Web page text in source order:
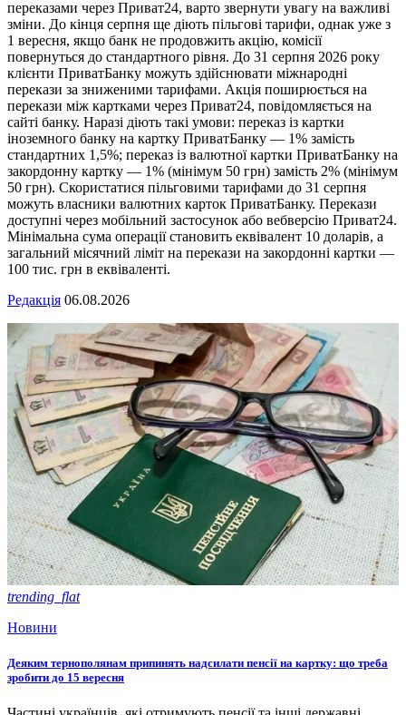
переказами через Приват24, варто звернути увагу на важливі
зміни. До кінця серпня ще діють пільгові тарифи, однак уже з
1 вересня, якщо банк не продовжить акцію, комісії
повернуться до стандартного рівня. До 31 серпня 2026 року
клієнти ПриватБанку можуть здійснювати міжнародні
перекази за зниженими тарифами. Акція поширюється на
перекази між картками через Приват24, повідомляється на
сайті банку. Наразі діють такі умови: переказ із картки
іноземного банку на картку ПриватБанку — 1% замість
стандартних 1,5%; переказ із валютної картки ПриватБанку на
закордонну картку — 1% (мінімум 50 грн) замість 2% (мінімум
50 грн). Скористатися пільговими тарифами до 31 серпня
можуть власники валютних карток ПриватБанку. Перекази
доступні через мобільний застосунок або вебверсію Приват24.
Мінімальна сума операції становить еквівалент 10 доларів, а
загальний місячний ліміт на перекази на закордонні картки —
100 тис. грн в еквіваленті.
Редакція 06.08.2026
trending_flat
Новини
Деяким тернополянам припинять надсилати пенсії на картку: що треба
зробити до 15 вересня